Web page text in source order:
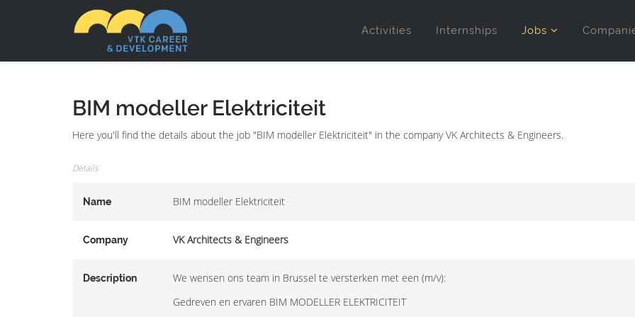
Activities Internships Jobs
BIM modeller Elektriciteit
Here you'll find the details about the job "BIM modeller Elektriciteit" in the company VK Architects & Engineers.
Details
Name BIM modeller Elektriciteit
Company VK Architects & Engineers
Description
We wensen ons team in Brussel te versterken met een (m/v):
Gedreven en ervaren BIM MODELLER ELEKTRICITEIT